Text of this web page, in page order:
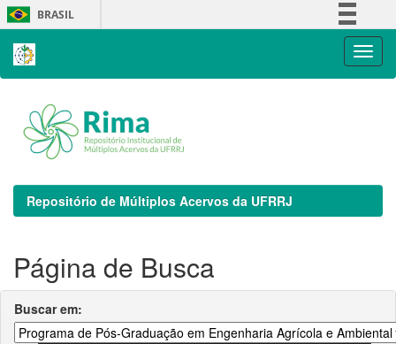
Skip
navigation
BRASIL
Repositório de Múltiplos Acervos da UFRRJ
Página de Busca
Buscar em: